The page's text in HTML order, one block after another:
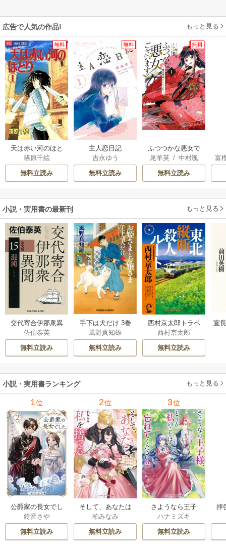
広告で人気の作品! もっと見る
無料
天は赤い河のほと
り
篠原千絵
無料立読み
無料
主人恋日記
吉永ゆう
無料立読み
無料
ふつつかな悪女で
はございますが ～
雛宮蝶鼠とりかえ
伝～
尾羊英/ 中村颯
/ ゆき哉
無料立読み
富
小説・実用書の最新刊 もっと見る
交代寄合伊那衆異
聞 15巻
佐伯泰英
無料立読み
手下は犬だけ 3巻
風野真知雄
無料立読み
西村京太郎トラベ
ルミステリー・セ
レクション 2巻
西村京太郎
無料立読み
宣
小説・実用書ランキング もっと見る
1位
公爵家の長女でし
た
鈴音さや
無料立読み
2位
そして、あなたは
私を捨てる
柏みなみ
無料立読み
3位
さようなら王子
様、どうか私のこ
とは忘れてくださ
い
ハナミズキ
無料立読み
拝